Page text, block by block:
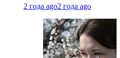
2 года ago2 года ago